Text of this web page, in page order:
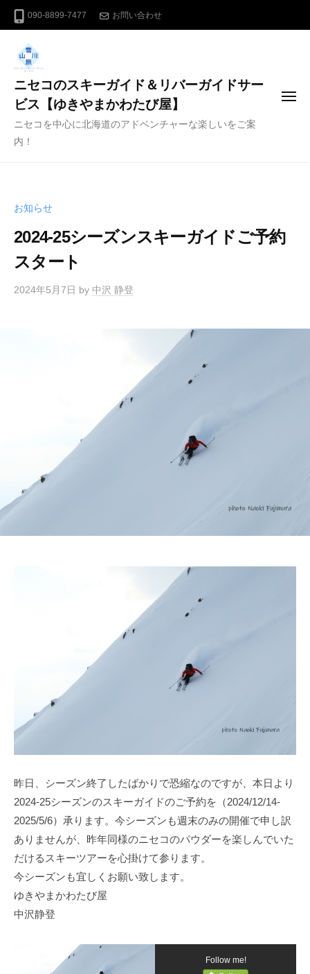
ン
090-8899-7477 お問い合わせ
ニセコのスキーガイド＆リバーガイドサー
ビス【ゆきやまかわたび屋】
ニセコを中心に北海道のアドベンチャーな楽しいをご案
内！
メ
お知らせ
2024-25シーズンスキーガイドご予約
スタート
2024年5月7日 by 中沢 静登
昨日、シーズン終了したばかりで恐縮なのですが、本日より
2024-25シーズンのスキーガイドのご予約を（2024/12/14-
2025/5/6）承ります。今シーズンも週末のみの開催で申し訳
ありませんが、昨年同様のニセコのパウダーを楽しんでいた
だけるスキーツアーを心掛けて参ります。
今シーズンも宜しくお願い致します。
ゆきやまかわたび屋
中沢静登
Follow me!